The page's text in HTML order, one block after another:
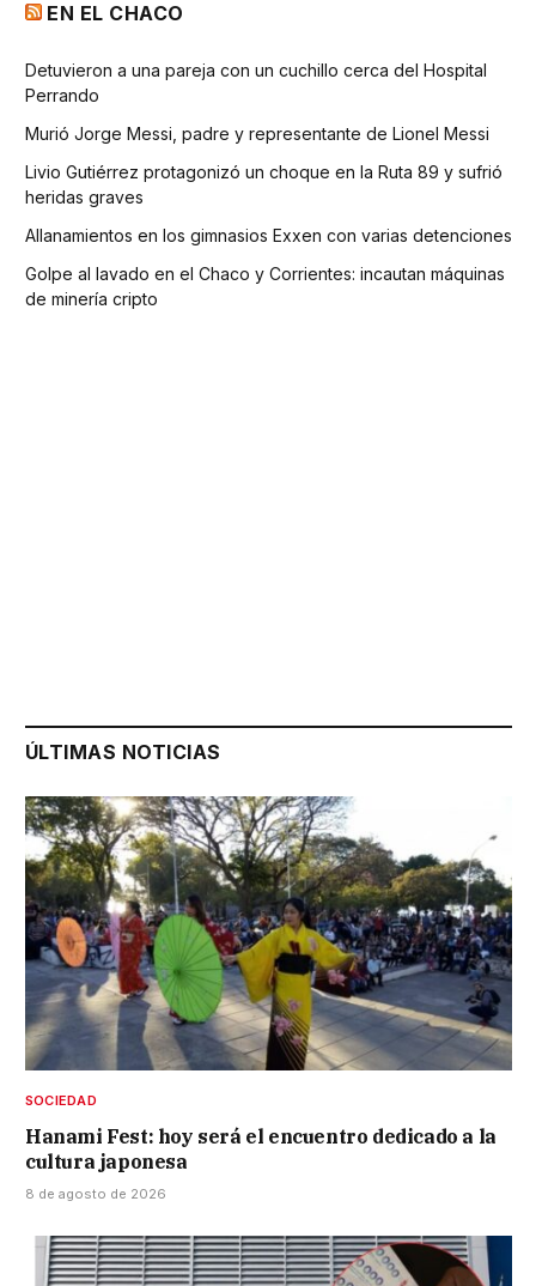
EN EL CHACO
Detuvieron a una pareja con un cuchillo cerca del Hospital
Perrando
Murió Jorge Messi, padre y representante de Lionel Messi
Livio Gutiérrez protagonizó un choque en la Ruta 89 y sufrió
heridas graves
Allanamientos en los gimnasios Exxen con varias detenciones
Golpe al lavado en el Chaco y Corrientes: incautan máquinas
de minería cripto
ÚLTIMAS NOTICIAS
SOCIEDAD
Hanami Fest: hoy será el encuentro dedicado a la
cultura japonesa
8 de agosto de 2026